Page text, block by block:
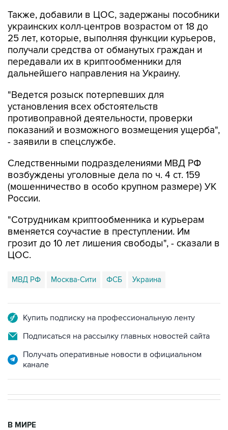
Также, добавили в ЦОС, задержаны пособники
украинских колл-центров возрастом от 18 до
25 лет, которые, выполняя функции курьеров,
получали средства от обманутых граждан и
передавали их в криптообменники для
дальнейшего направления на Украину.
"Ведется розыск потерпевших для
установления всех обстоятельств
противоправной деятельности, проверки
показаний и возможного возмещения ущерба",
- заявили в спецслужбе.
Следственными подразделениями МВД РФ
возбуждены уголовные дела по ч. 4 ст. 159
(мошенничество в особо крупном размере) УК
России.
"Сотрудникам криптообменника и курьерам
вменяется соучастие в преступлении. Им
грозит до 10 лет лишения свободы", - сказали в
ЦОС.
МВД РФ Москва-Сити ФСБ Украина
Купить подписку на профессиональную ленту
Подписаться на рассылку главных новостей сайта
Получать оперативные новости в официальном
канале
В МИРЕ